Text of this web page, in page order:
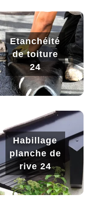
Etanchéité
de toiture
24
Habillage
planche de
rive 24